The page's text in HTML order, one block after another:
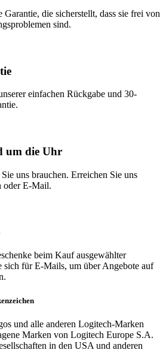
die sicherstellt, dass sie frei von
sind.
einfachen Rückgabe und 30-
um die Uhr
uns brauchen. Erreichen Sie uns
oder E-Mail.
beim Kauf ausgewählter
sich für E-Mails, um über Angebote auf
und alle anderen Logitech-Marken
Marken von Logitech Europe S.A.
in den USA und anderen